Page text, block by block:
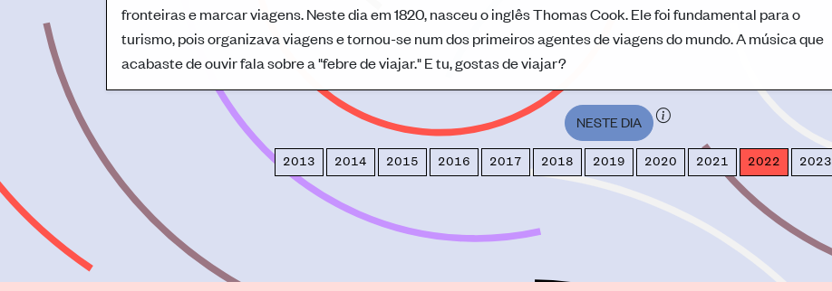
fronteiras e marcar viagens. Neste dia em 1820, nasceu o inglês Thomas Cook. Ele foi fundamental para o
turismo, pois organizava viagens e tornou-se num dos primeiros agentes de viagens do mundo. A música que
acabaste de ouvir fala sobre a "febre de viajar." E tu, gostas de viajar?
NESTE DIA
2013 2014 2015 2016 2017 2018 2019 2020 2021 2022 2023